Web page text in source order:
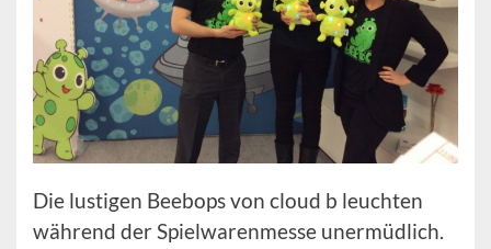
Die lustigen Beebops von cloud b leuchten
während der Spielwarenmesse unermüdlich.